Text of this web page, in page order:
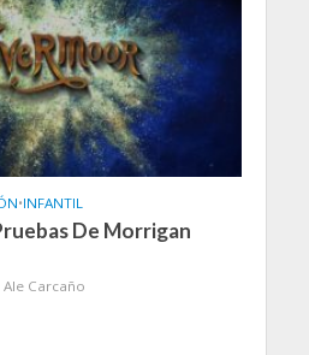
•INFANTIL
De Morrigan
Ale Carcaño